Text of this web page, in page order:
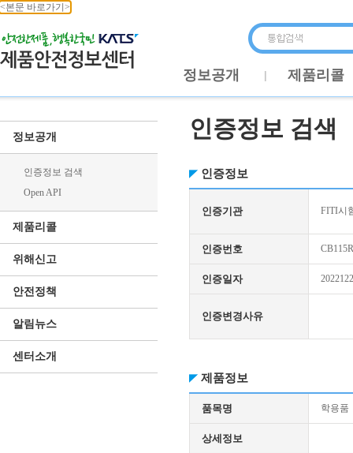
<본문 바로가기>
정보공개 제품리콜
정보공개
인증정보 검색
Open API
제품리콜
위해신고
안전정책
알림뉴스
센터소개
인증정보 검색
인증정보
인증기관 FITI시
인증번호
인증일자
인증변경사유
제품정보
품목명 학용품
상세정보